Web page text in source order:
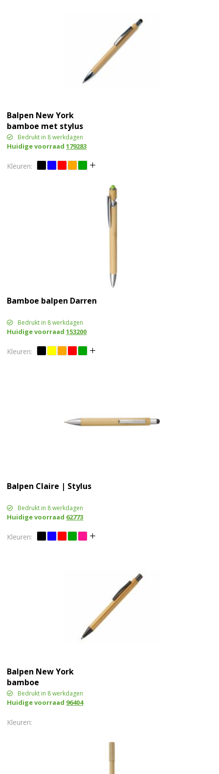
Balpen New York
bamboe met stylus
Bedrukt in 8 werkdagen
Huidige voorraad179283
Bamboe balpen Darren
Bedrukt in 8 werkdagen
Huidige voorraad153200
Balpen Claire | Stylus
Bedrukt in 8 werkdagen
Huidige voorraad 62773
Balpen New York
bamboe
Bedrukt in 8 werkdagen
Huidige voorraad 96404